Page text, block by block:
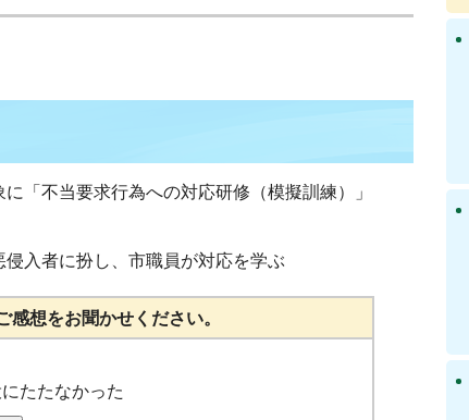
「不当要求行為への対応研修（模擬訓練）」
入者に扮し、市職員が対応を学ぶ
想をお聞かせください。
たたなかった